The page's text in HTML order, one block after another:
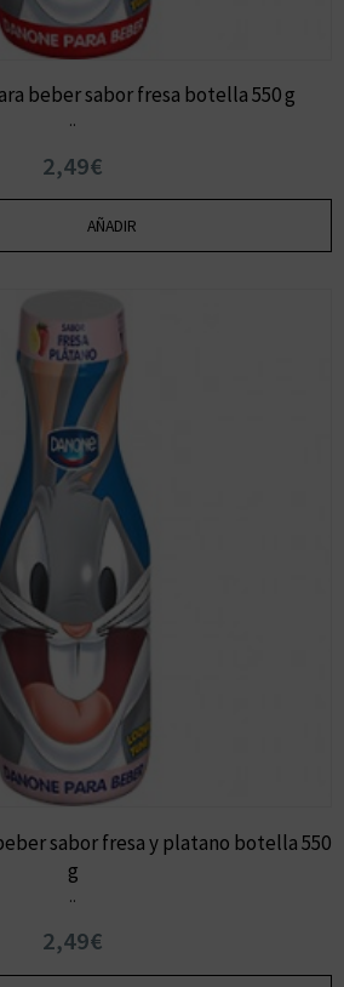
beber sabor fresa botella 550 g
..
2,49€
AÑADIR
sabor fresa y platano botella 550
g
..
2,49€